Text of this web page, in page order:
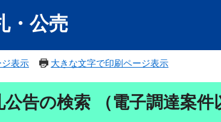
・公売
表示 大きな文字で印刷ページ表示
公告の検索 （電子調達案件